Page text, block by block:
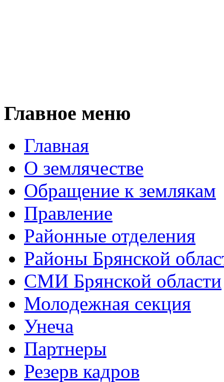
Главное меню
Главная
О землячестве
Обращение к землякам
Правление
Районные отделения
Районы Брянской
СМИ Брянской области
Молодежная секция
Унеча
Партнеры
Резерв кадров